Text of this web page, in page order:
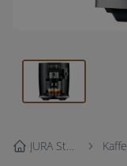
JURA Store